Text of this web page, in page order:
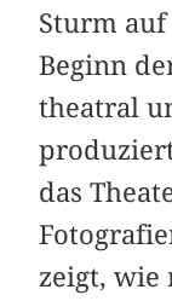
Sturm
Beginn
theatral
das
zeigt,